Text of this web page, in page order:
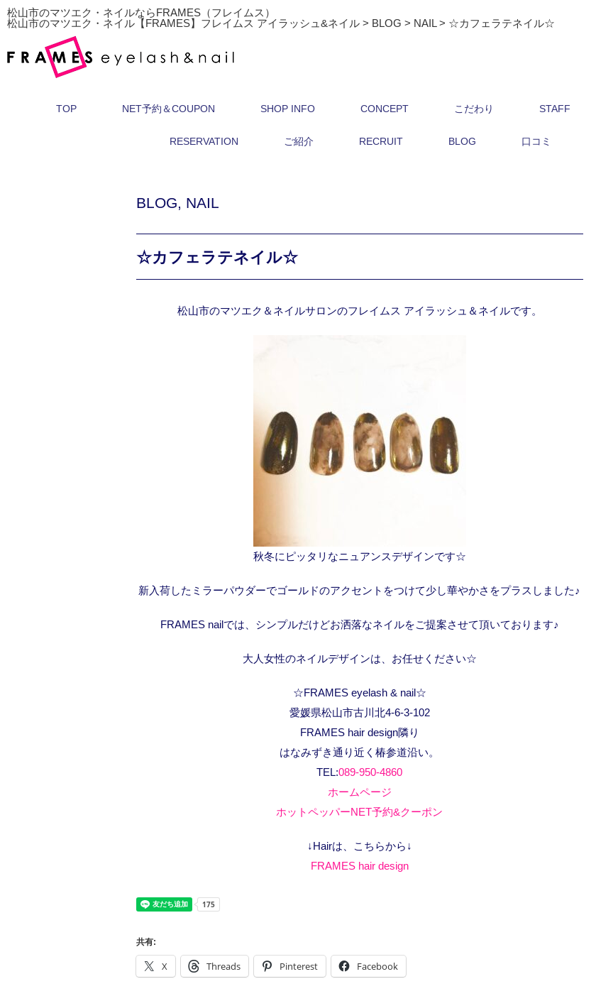
松山市のマツエク・ネイルならFRAMES（フレイムス）
松山市のマツエク・ネイル【FRAMES】フレイムス アイラッシュ&ネイル > BLOG > NAIL> ☆カフェラテネイル☆
TOP NET予約＆COUPON SHOP INFO CONCEPT こだわり STAFF
RESERVATION ご紹介 RECRUIT BLOG 口コミ
BLOG, NAIL
☆カフェラテネイル☆
松山市のマツエク＆ネイルサロンのフレイムス アイラッシュ＆ネイルです。
秋冬にピッタリなニュアンスデザインです☆
新入荷したミラーパウダーでゴールドのアクセントをつけて少し華やかさをプラスしました♪
FRAMES nailでは、シンプルだけどお洒落なネイルをご提案させて頂いております♪
大人女性のネイルデザインは、お任せください☆
☆FRAMES eyelash & nail☆
愛媛県松山市古川北4-6-3-102
FRAMES hair design隣り
はなみずき通り近く椿参道沿い。
TEL:089-950-4860
ホームページ
ホットペッパーNET予約&クーポン
↓Hairは、こちらから↓
FRAMES hair design
共有:
X Threads Pinterest Facebook